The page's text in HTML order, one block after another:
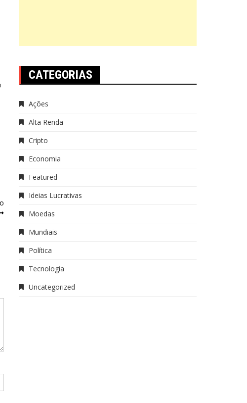
CATEGORIAS
Ações
Alta Renda
Cripto
Economia
Featured
Ideias Lucrativas
Moedas
Mundiais
Política
Tecnologia
Uncategorized